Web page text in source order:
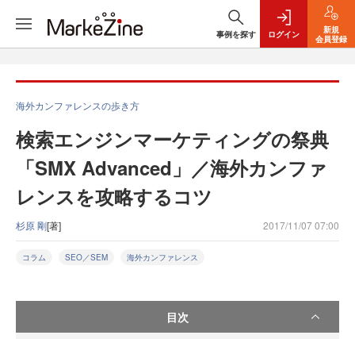
事例を探す ログイン
新規
会員登録
海外カンファレンスの歩き方
検索エンジンマーケティングの祭典
「SMX Advanced」／海外カンファ
レンスを攻略するコツ
杉原 剛[著] 2017/11/07 07:00
コラム SEO／SEM 海外カンファレンス
目次